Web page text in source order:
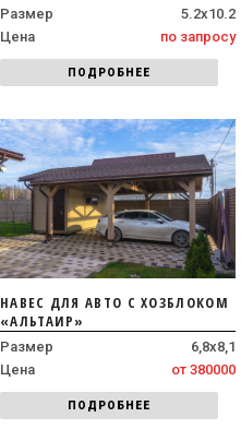
Размер
5.2x10.2
Цена
по запросу
ПОДРОБНЕЕ
НАВЕС ДЛЯ АВТО С ХОЗБЛОКОМ
«АЛЬТАИР»
Размер
6,8х8,1
Цена
от 380000
ПОДРОБНЕЕ